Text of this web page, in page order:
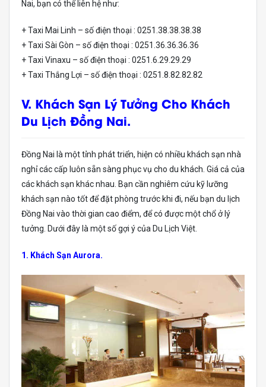
Nai, bạn có thể liên hệ như:
+ Taxi Mai Linh – số điện thoại : 0251.38.38.38.38
+ Taxi Sài Gòn – số điện thoại : 0251.36.36.36.36
+ Taxi Vinaxu – số điện thoại : 0251.6.29.29.29
+ Taxi Thắng Lợi – số điện thoại : 0251.8.82.82.82
V. Khách Sạn Lý Tưởng Cho Khách
Du Lịch Đồng Nai.
Đồng Nai là một tỉnh phát triển, hiện có nhiều khách sạn nhà
nghỉ các cấp luôn sẵn sàng phục vụ cho du khách. Giá cả của
các khách sạn khác nhau. Bạn cần nghiêm cứu kỹ lưỡng
khách sạn nào tốt để đặt phòng trước khi đi, nếu bạn du lịch
Đồng Nai vào thời gian cao điểm, để có được một chổ ở lý
tưởng. Dưới đây là một số gợi ý của Du Lịch Việt.
1. Khách Sạn Aurora.